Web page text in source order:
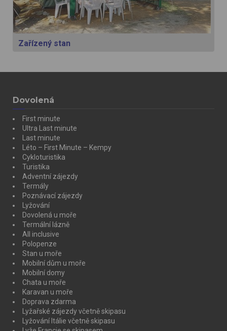
Zařízený stan
Dovolená
First minute
Ultra Last minute
Last minute
Léto – First Minute – Kempy
Cykloturistika
Turistika
Adventní zájezdy
Termály
Poznávací zájezdy
Lyžování
Dovolená u moře
Termální lázně
All inclusive
Polopenze
Stan u moře
Mobilní dům u moře
Mobilní domy
Chata u moře
Karavan u moře
Doprava zdarma
Lyžařské zájezdy včetně skipasu
Lyžování Itálie včetně skipasu